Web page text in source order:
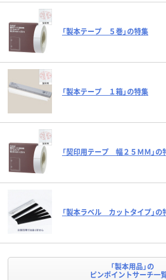
「製本テープ ５巻」の特集
「製本テープ １箱」の特集
「契印用テープ 幅２５ＭＭ」の
「製本ラベル カットタイプ」の
「製本用品」の
ピンポイントサーチ一